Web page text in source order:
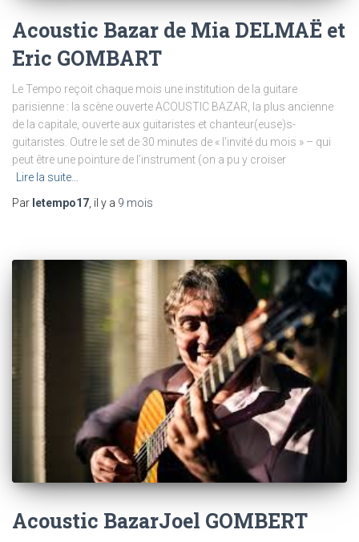
Acoustic Bazar de Mia DELMAË et
Eric GOMBART
Le Tempo reçoit chaque mois une institution de la guitare
parisienne : la scène ouverte ACOUSTIC BAZAR, la plus ancienne
de la capitale, ouverte aux guitaristes et chanteur(euse)s-
guitaristes. Outre le set de 30 minutes de « l’invité du mois » – qui
peut être une pointure de l’instrument (on a pu y croiser
Lire la suite…
Par letempo17, il y a 9 mois
Acoustic BazarJoel GOMBERT